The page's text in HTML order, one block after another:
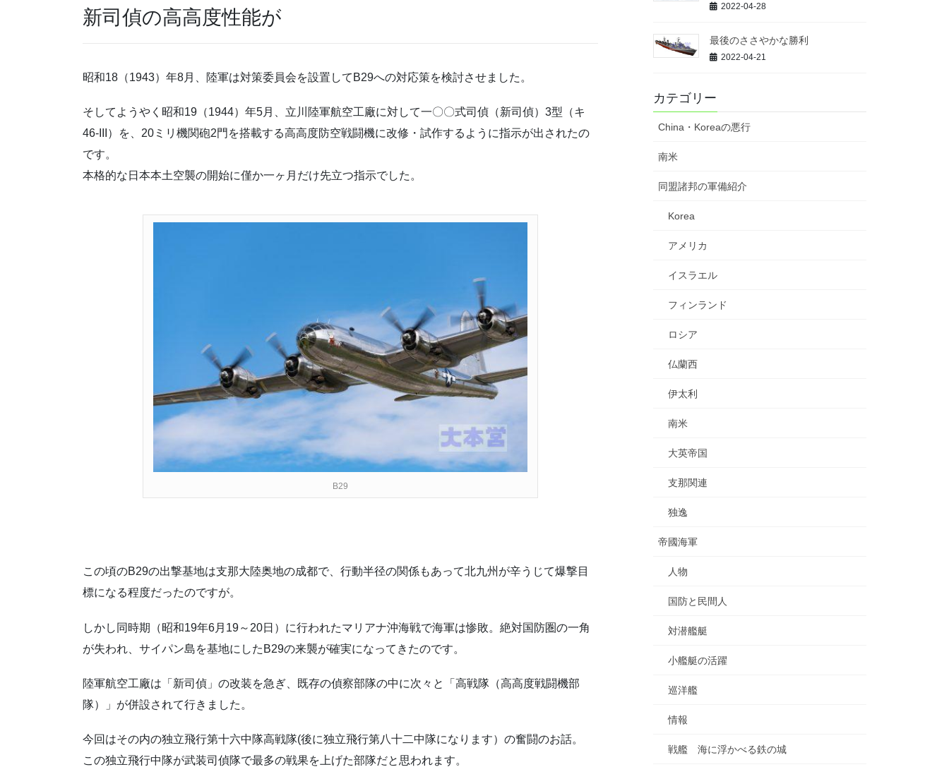
新司偵の高高度性能が
昭和18（1943）年8月、陸軍は対策委員会を設置してB29への対応策を検討させました。
そしてようやく昭和19（1944）年5月、立川陸軍航空工廠に対して一〇〇式司偵（新司偵）3型（キ
46-III）を、20ミリ機関砲2門を搭載する高高度防空戦闘機に改修・試作するように指示が出されたの
です。
本格的な日本本土空襲の開始に僅か一ヶ月だけ先立つ指示でした。
B29
この頃のB29の出撃基地は支那大陸奥地の成都で、行動半径の関係もあって北九州が辛うじて爆撃目
標になる程度だったのですが。
しかし同時期（昭和19年6月19～20日）に行われたマリアナ沖海戦で海軍は惨敗。絶対国防圏の一角
が失われ、サイパン島を基地にしたB29の来襲が確実になってきたのです。
陸軍航空工廠は「新司偵」の改装を急ぎ、既存の偵察部隊の中に次々と「高戦隊（高高度戦闘機部
隊）」が併設されて行きました。
今回はその内の独立飛行第十六中隊高戦隊(後に独立飛行第八十二中隊になります）の奮闘のお話。
この独立飛行中隊が武装司偵隊で最多の戦果を上げた部隊だと思われます。
2022-04-28
最後のささやかな勝利
2022-04-21
カテゴリー
China・Koreaの悪行
南米
同盟諸邦の軍備紹介
Korea
アメリカ
イスラエル
フィンランド
ロシア
仏蘭西
伊太利
南米
大英帝国
支那関連
独逸
帝國海軍
人物
国防と民間人
対潜艦艇
小艦艇の活躍
巡洋艦
情報
戦艦 海に浮かべる鉄の城